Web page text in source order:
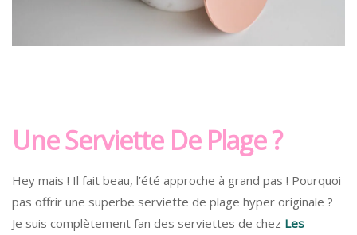
Une Serviette De Plage ?
Hey mais ! Il fait beau, l’été approche à grand pas ! Pourquoi
pas offrir une superbe serviette de plage hyper originale ?
Je suis complètement fan des serviettes de chez Les